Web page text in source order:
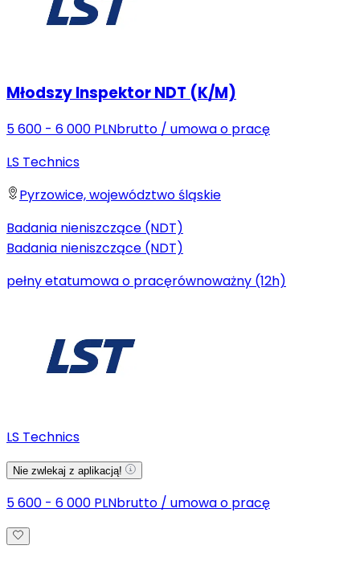
Młodszy Inspektor NDT (K/M)
5 600 - 6 000 PLNbrutto / umowa o pracę
LS Technics
Pyrzowice, województwo śląskie
Badania nieniszczące (NDT)
Badania nieniszczące (NDT)
pełny etatumowa o pracęrównoważny (12h)
LS Technics
Nie zwlekaj z aplikacją!
5 600 - 6 000 PLNbrutto / umowa o pracę